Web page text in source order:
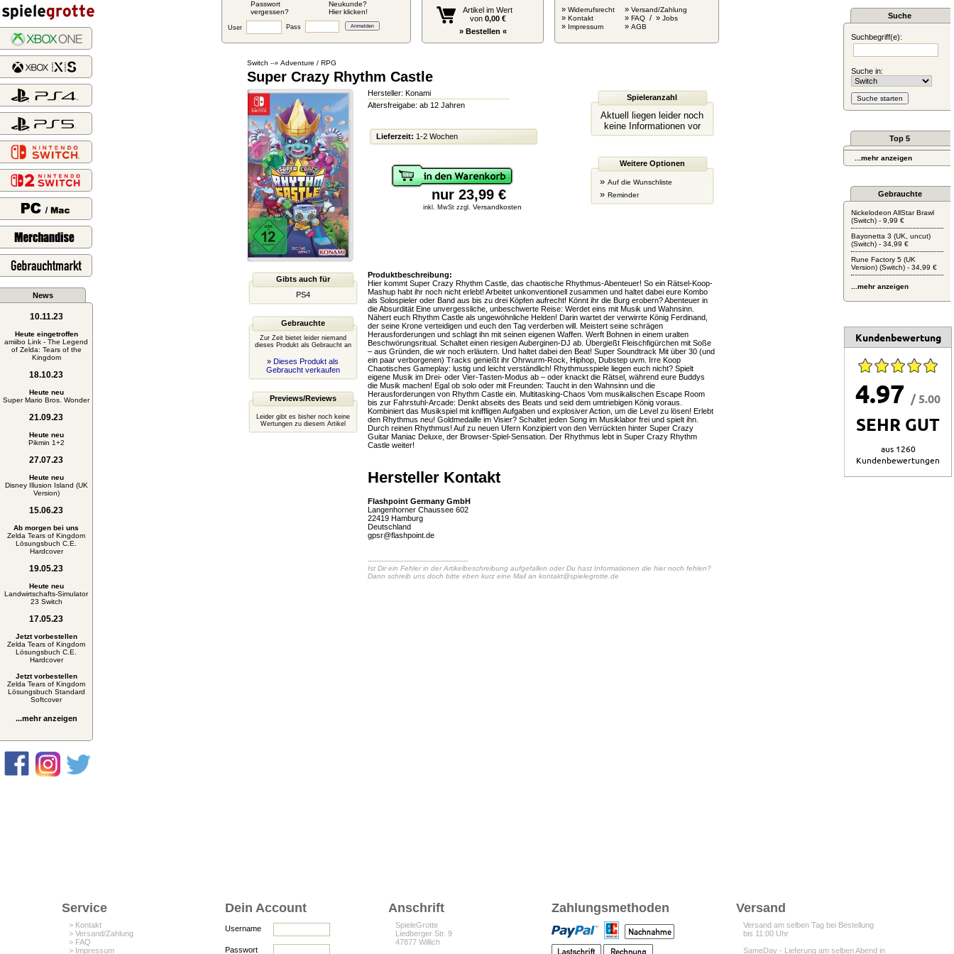
Passwort
vergessen?
Neukunde?
Hier klicken!
User Pass
Artikel im Wert
von 0,00 €
» Bestellen «
» Widerrufsrecht
» Kontakt
» Impressum
» Versand/Zahlung
» FAQ / » Jobs
» AGB
News
10.11.23
Heute eingetroffen
amiibo Link - The Legend
of Zelda: Tears of the
Kingdom
18.10.23
Heute neu
Super Mario Bros. Wonder
21.09.23
Heute neu
Pikmin 1+2
27.07.23
Heute neu
Disney Illusion Island (UK
Version)
15.06.23
Ab morgen bei uns
Zelda Tears of Kingdom
Lösungsbuch C.E.
Hardcover
19.05.23
Heute neu
Landwirtschafts-Simulator
23 Switch
17.05.23
Jetzt vorbestellen
Zelda Tears of Kingdom
Lösungsbuch C.E.
Hardcover
Jetzt vorbestellen
Zelda Tears of Kingdom
Lösungsbuch Standard
Softcover
...mehr anzeigen
Switch --» Adventure / RPG
Super Crazy Rhythm Castle
Hersteller: Konami
Altersfreigabe: ab 12 Jahren
Lieferzeit: 1-2 Wochen
nur 23,99 €
inkl. MwSt zzgl. Versandkosten
Spieleranzahl
Aktuell liegen leider noch
keine Informationen vor
Weitere Optionen
» Auf die Wunschliste
» Reminder
Gibts auch für
PS4
Gebrauchte
Zur Zeit bietet leider niemand
dieses Produkt als Gebraucht an
» Dieses Produkt als
Gebraucht verkaufen
Previews/Reviews
Leider gibt es bisher noch keine
Wertungen zu diesem Artikel
Produktbeschreibung:
Hier kommt Super Crazy Rhythm Castle, das chaotische Rhythmus-Abenteuer! So ein Rätsel-Koop-
Mashup habt ihr noch nicht erlebt! Arbeitet unkonventionell zusammen und haltet dabei eure Kombo
als Solospieler oder Band aus bis zu drei Köpfen aufrecht! Könnt ihr die Burg erobern? Abenteuer in
die Absurdität Eine unvergessliche, unbeschwerte Reise: Werdet eins mit Musik und Wahnsinn.
Nähert euch Rhythm Castle als ungewöhnliche Helden! Darin wartet der verwirrte König Ferdinand,
der seine Krone verteidigen und euch den Tag verderben will. Meistert seine schrägen
Herausforderungen und schlagt ihn mit seinen eigenen Waffen. Werft Bohnen in einem uralten
Beschwörungsritual. Schaltet einen riesigen Auberginen-DJ ab. Übergießt Fleischfigürchen mit Soße
– aus Gründen, die wir noch erläutern. Und haltet dabei den Beat! Super Soundtrack Mit über 30 (und
ein paar verborgenen) Tracks genießt ihr Ohrwurm-Rock, Hiphop, Dubstep uvm. Irre Koop
Chaotisches Gameplay: lustig und leicht verständlich! Rhythmusspiele liegen euch nicht? Spielt
eigene Musik im Drei- oder Vier-Tasten-Modus ab – oder knackt die Rätsel, während eure Buddys
die Musik machen! Egal ob solo oder mit Freunden: Taucht in den Wahnsinn und die
Herausforderungen von Rhythm Castle ein. Multitasking-Chaos Vom musikalischen Escape Room
bis zur Fahrstuhl-Arcade: Denkt abseits des Beats und seid dem umtriebigen König voraus.
Kombiniert das Musikspiel mit kniffligen Aufgaben und explosiver Action, um die Level zu lösen! Erlebt
den Rhythmus neu! Goldmedaille im Visier? Schaltet jeden Song im Musiklabor frei und spielt ihn.
Durch reinen Rhythmus! Auf zu neuen Ufern Konzipiert von den Verrückten hinter Super Crazy
Guitar Maniac Deluxe, der Browser-Spiel-Sensation. Der Rhythmus lebt in Super Crazy Rhythm
Castle weiter!
Hersteller Kontakt
Flashpoint Germany GmbH
Langenhorner Chaussee 602
22419 Hamburg
Deutschland
gpsr@flashpoint.de
-----------------------------------------------
Ist Dir ein Fehler in der Artikelbeschreibung aufgefallen oder Du hast Informationen die hier noch fehlen?
Dann schreib uns doch bitte eben kurz eine Mail an kontakt@spielegrotte.de
Suche
Suchbegriff(e):
Suche in:
Top 5
...mehr anzeigen
Gebrauchte
Nickelodeon AllStar Brawl
(Switch) - 9,99 €
Bayonetta 3 (UK, uncut)
(Switch) - 34,99 €
Rune Factory 5 (UK
Version) (Switch) - 34,99 €
...mehr anzeigen
Kundenbewertung
4.97 / 5.00
SEHR GUT
aus 1260
Kundenbewertungen
Service
> Kontakt
> Versand/Zahlung
> FAQ
> Impressum
Dein Account
Username
Passwort
Anschrift
SpieleGrotte
Liedberger Str. 9
47877 Willich
Zahlungsmethoden Versand
Versand am selben Tag bei Bestellung
bis 11:00 Uhr
SameDay - Lieferung am selben Abend in